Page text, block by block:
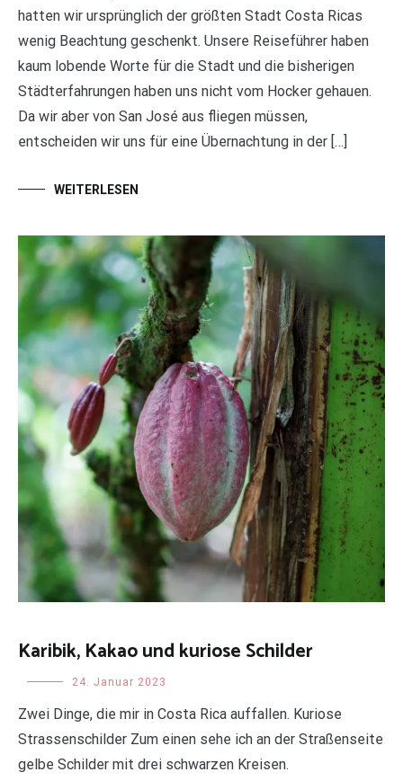
hatten wir ursprünglich der größten Stadt Costa Ricas
wenig Beachtung geschenkt. Unsere Reiseführer haben
kaum lobende Worte für die Stadt und die bisherigen
Städterfahrungen haben uns nicht vom Hocker gehauen.
Da wir aber von San José aus fliegen müssen,
entscheiden wir uns für eine Übernachtung in der […]
WEITERLESEN
Karibik, Kakao und kuriose Schilder
Uncategorized24. Januar 2023
Zwei Dinge, die mir in Costa Rica auffallen. Kuriose
Strassenschilder Zum einen sehe ich an der Straßenseite
gelbe Schilder mit drei schwarzen Kreisen.